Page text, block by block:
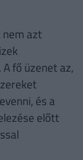
nem azt
fő üzenet az,
és a
előtt